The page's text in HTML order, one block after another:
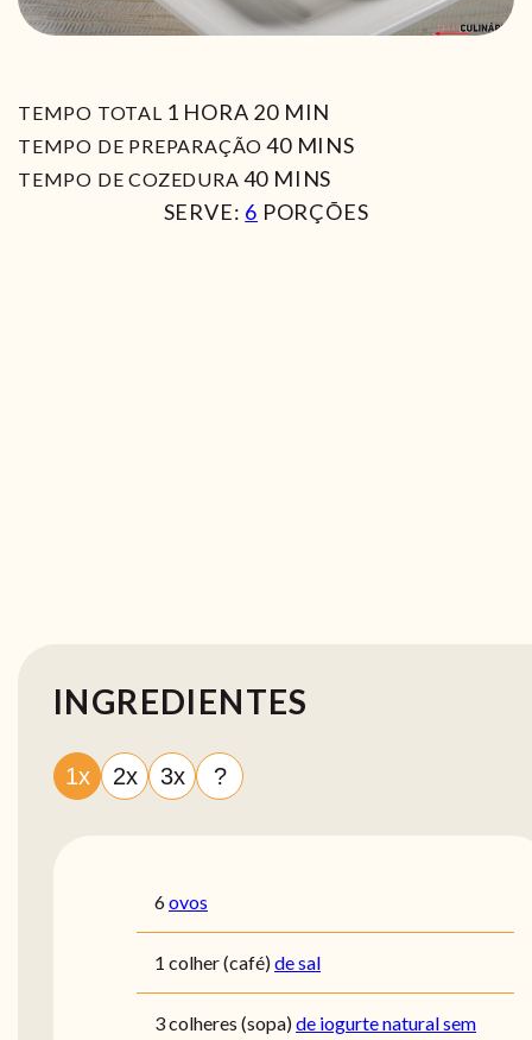
TEMPO TOTAL 1 HORA
HORA 20MIN
MIN
TEMPO DE PREPARAÇÃO 40MIN
MINS
TEMPO DE COZEDURA 40MIN
MINS
SERVE: 6 PORÇÕES
INGREDIENTES
1x 2x 3x ?
6ovos
1 colher (café)de sal
3colheres (sopa)de iogurte natural sem